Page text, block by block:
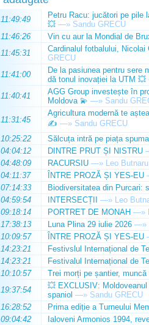
11:49:49
Petru Racu: jucători pe pile
💥 —» Sandu GRECU
11:46:26
Vin cu aur la Mondial de
11:45:31
Cardinalul fotbalului,
GRECU
11:41:00
De la pasiunea pentru sere
dă tonul inovației la UTM 💥
11:40:41
AGG Group investește în
Moldova 💫 —» Sandu
11:31:45
Agricultura modernă te
✍️ —» Sandu GRECU
10:25:22
Sălcuța intră pe piața
04:04:12
DINTRE PRUT ȘI NISTRU
04:48:09
RACURSIU —» Leo Butnaru
04:11:37
ÎNTRE PROZĂ ȘI YES-EU
07:14:33
Biodiversitatea din Purcari:
04:59:54
INTERSECȚII —» Leo
09:18:14
PORTRET DE MONAH —»
17:38:13
Luna Plina 29 iulie 2026 —»
10:09:57
ÎNTRE PROZĂ ȘI YES-EU
14:23:21
Festivslul Internațional de
14:23:21
Festivalul Internațional de
10:10:57
Trei morți pe șantier, muncă
19:37:54
💥 EXCLUSIV:
spaniol —» Sandu GRECU
16:28:52
Prima ediție a Turneului
09:04:42
Ialoveni Armonios 1994,